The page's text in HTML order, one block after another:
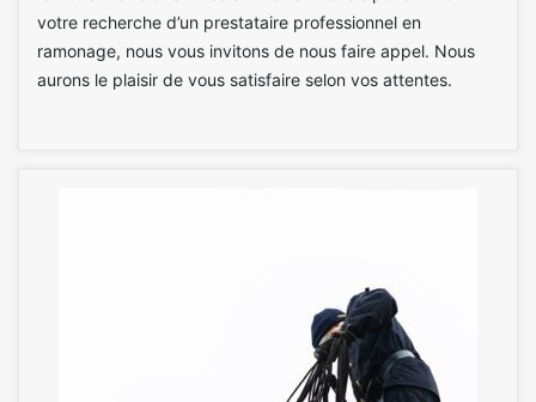
votre recherche d’un prestataire professionnel en
ramonage, nous vous invitons de nous faire appel. Nous
aurons le plaisir de vous satisfaire selon vos attentes.